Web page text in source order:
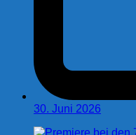
30. Juni 2026